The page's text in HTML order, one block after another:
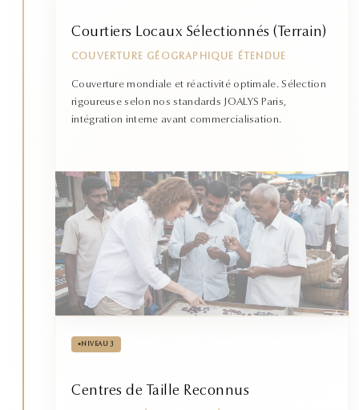
Courtiers Locaux Sélectionnés (Terrain)
COUVERTURE GÉOGRAPHIQUE ÉTENDUE
Couverture mondiale et réactivité optimale. Sélection
rigoureuse selon nos standards JOALYS Paris,
intégration interne avant commercialisation.
• NIVEAU 3
Centres de Taille Reconnus